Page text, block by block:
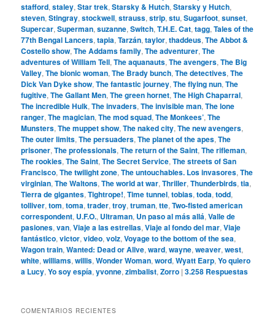
stafford,staley,Star trek,Starsky & Hutch,Starsky y Hutch,
steven,Stingray,stockwell,strauss,strip,stu,Sugarfoot,sunset,
Supercar,Superman,suzanne,Switch,T.H.E. Cat,tagg,Tales of the
77th Bengal Lancers,tapia,Tarzán,taylor,thaddeus,The Abbot &
Costello show,The Addams family,The adventurer,The
adventures of William Tell,The aquanauts,The avengers,The Big
Valley,The bionic woman,The Brady bunch,The detectives,The
Dick Van Dyke show,The fantastic journey,The flying nun,The
fugitive,The Gallant Men,The green hornet,The High Chaparral,
The incredible Hulk,The invaders,The invisible man,The lone
ranger,The magician,The mod squad,The Monkees’,The
Munsters,The muppet show,The naked city,The new avengers,
The outer limits,The persuaders,The planet of the apes,The
prisoner,The professionals,The return of the Saint,The rifleman,
The rookies,The Saint,The Secret Service,The streets of San
Francisco,The twilight zone,The untouchables. Los invasores,The
virginian,The Waltons,The world at war,Thriller,Thunderbirds,tia,
Tierra de gigantes,Tightrope!,Time tunnel,tobias,toda,todd,
tolliver,tom,toma,trader,troy,truman,tte,Two-fisted american
correspondent, U.F.O., Ultraman, Un paso al más allá,Valle de
pasiones,van,Viaje a las estrellas,Viaje al fondo del mar,Viaje
fantástico,victor,video,volz,Voyage to the bottom of the sea,
Wagon train,Wanted: Dead or Alive,ward,wayne,weaver,west,
white,williams,willis,Wonder Woman,word,Wyatt Earp,Yo quiero
a Lucy,Yo soy espía,yvonne,zimbalist,Zorro |3.258 Respuestas
COMENTARIOS RECIENTES